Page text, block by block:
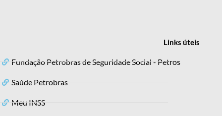
Linksúteis
Fundação Petrobras de Seguridade Social - Petros
Saúde Petrobras
Meu INSS